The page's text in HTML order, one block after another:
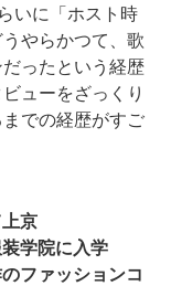
いに「ホスト時
やらかつて、歌
ったという経歴
ューをざっくり
での経歴がすご
京
学院に入学
ファッションコ